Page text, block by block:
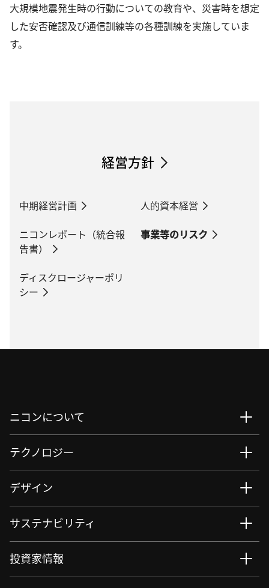
大規模地震発生時の行動についての教育や、災害時を想定
した安否確認及び通信訓練等の各種訓練を実施していま
す。
経営方針
中期経営計画
人的資本経営
ニコンレポート（統合報
告書）
事業等のリスク
ディスクロージャーポリ
シー
ニコンについて
テクノロジー
デザイン
サステナビリティ
投資家情報